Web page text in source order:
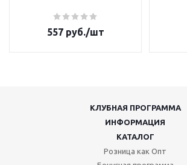
557руб./шт
КЛУБНАЯ ПРОГРАММА
ИНФОРМАЦИЯ
КАТАЛОГ
Розница как Опт